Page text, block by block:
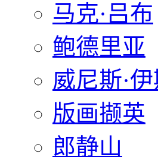
马克·吕布
鲍德里亚
威尼斯·
版画撷英
郎静山